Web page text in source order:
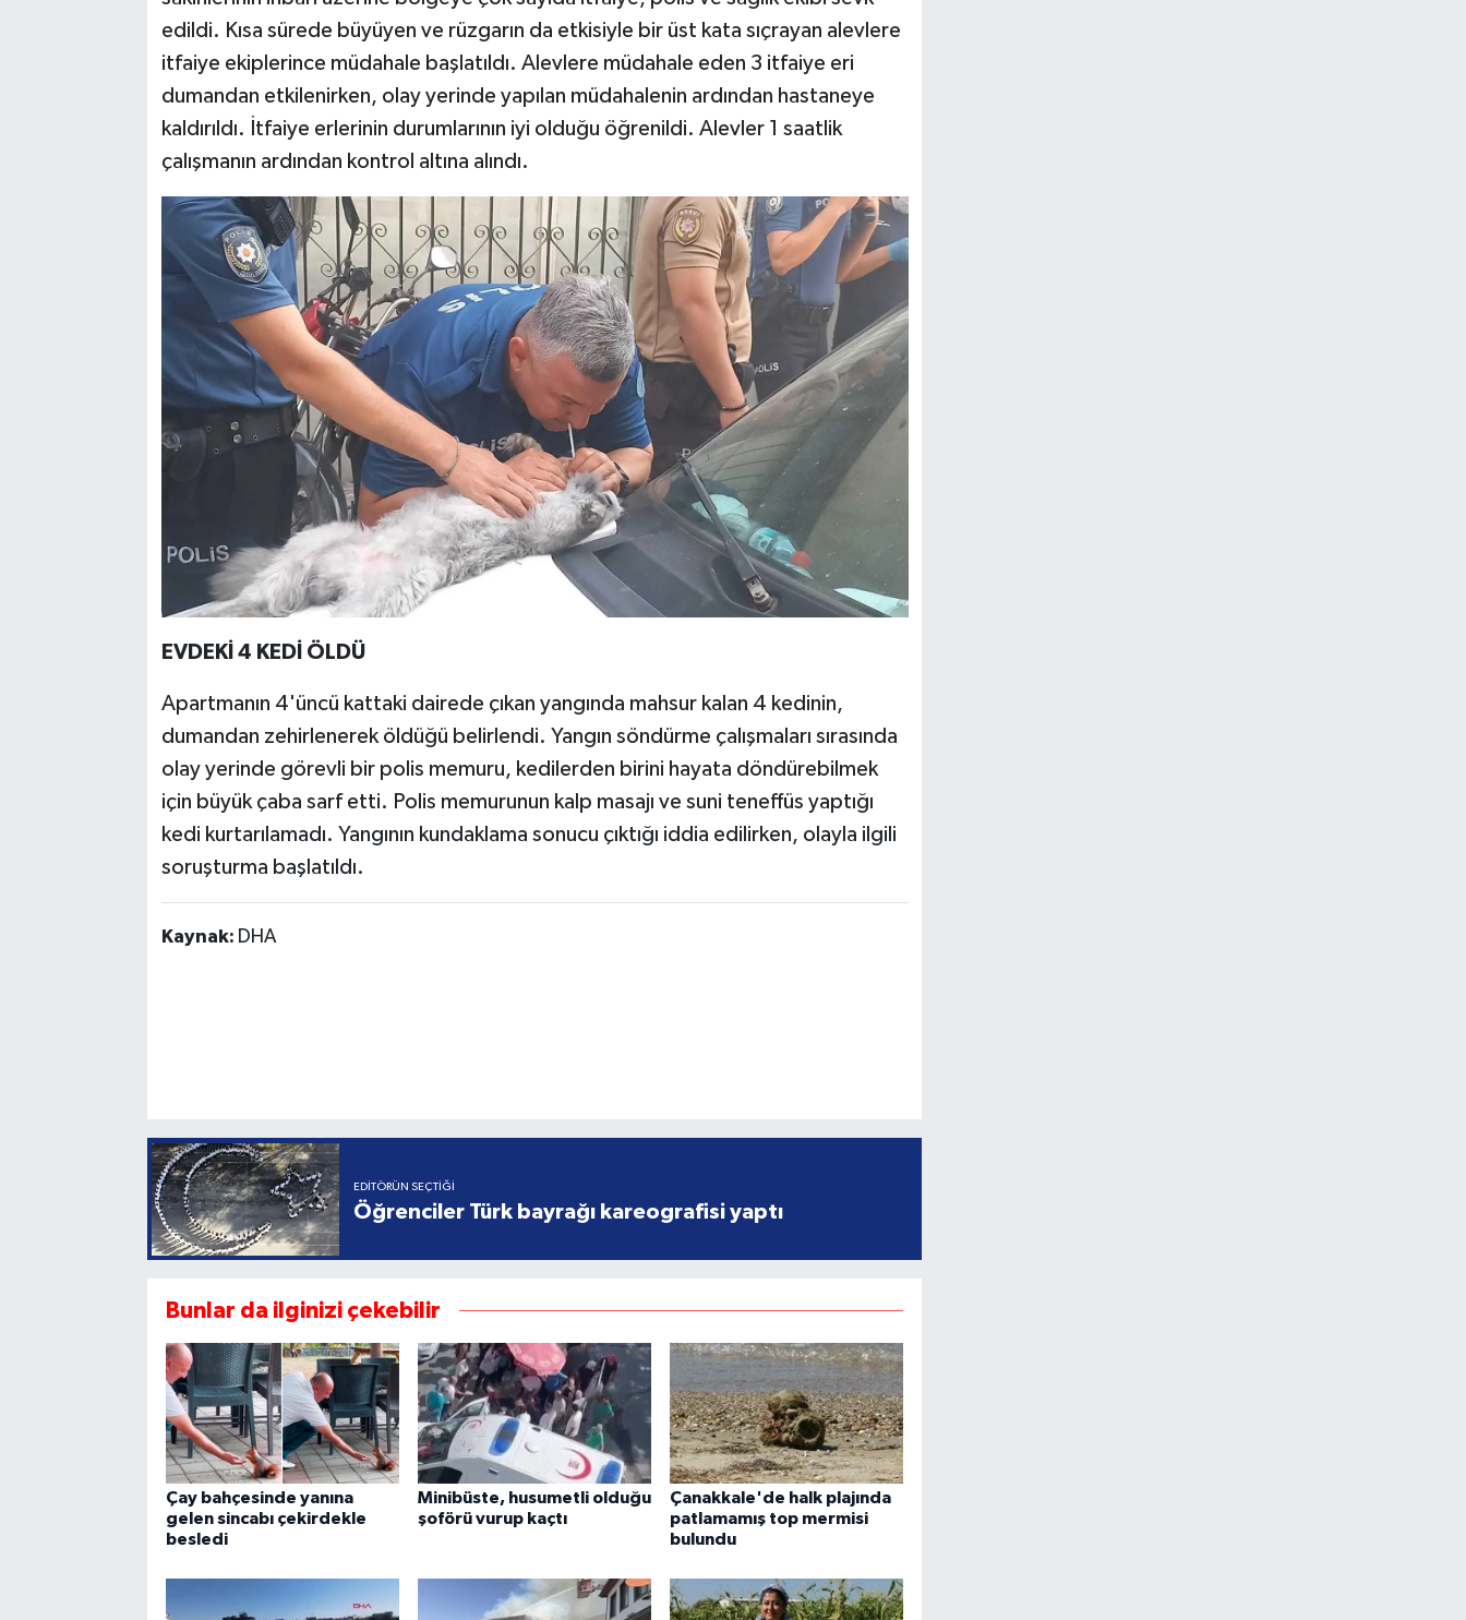
edildi. Kısa sürede büyüyen ve rüzgarın da etkisiyle bir üst kata sıçrayan alevlere
itfaiye ekiplerince müdahale başlatıldı. Alevlere müdahale eden 3 itfaiye eri
dumandan etkilenirken, olay yerinde yapılan müdahalenin ardından hastaneye
kaldırıldı. İtfaiye erlerinin durumlarının iyi olduğu öğrenildi. Alevler 1 saatlik
çalışmanın ardından kontrol altına alındı.
EVDEKİ 4 KEDİ ÖLDÜ
Apartmanın 4'üncü kattaki dairede çıkan yangında mahsur kalan 4 kedinin,
dumandan zehirlenerek öldüğü belirlendi. Yangın söndürme çalışmaları sırasında
olay yerinde görevli bir polis memuru, kedilerden birini hayata döndürebilmek
için büyük çaba sarf etti. Polis memurunun kalp masajı ve suni teneffüs yaptığı
kedi kurtarılamadı. Yangının kundaklama sonucu çıktığı iddia edilirken, olayla ilgili
soruşturma başlatıldı.
Kaynak: DHA
EDITÖRÜN SEÇTIĞI
Öğrenciler Türk bayrağı kareografisi yaptı
Bunlar da ilginizi çekebilir
Çay bahçesinde yanına
gelen sincabı çekirdekle
besledi
Minibüste, husumetli olduğu
şoförü vurup kaçtı
Çanakkale'de halk plajında
patlamamış top mermisi
bulundu